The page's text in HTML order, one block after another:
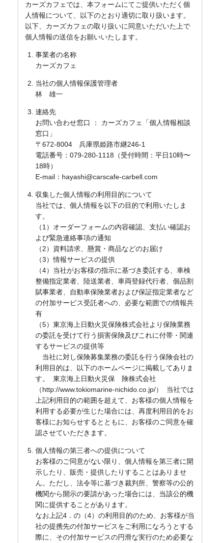
カーズカフェでは、本フォームにてご提供いただく個
人情報について、以下のとおり適切に取り扱います。
以下、カーズカフェの取り扱いに同意いただいた上で
個人情報の送信をお願いいたします。
事業者の名称
カーズカフェ
当社の個人情報保護管理者
林 雄一
連絡先
お問い合わせ窓口 ： カーズカフェ「個人情報相談
窓口」
〒672-8004 兵庫県姫路市継246-1
電話番号：079-280-1118（受付時間：平日10時〜
18時）
E-mail：hayashi@carscafe-carbell.com
収集した個人情報の利用目的について
当社では、個人情報を以下の目的で利用いたしま
す。
（1）オーダーフォームの内容確認、支払い確認お
よび緊急連絡事項の通知
（2）資料請求、懸賞・商品などのお届け
（3）情報サービスの提供
（4）当社がお客様の指示に基づき委託する、車検
整備指定業者、陸送業者、車両登録代行者、個品割
賦事業者、自動車保険業者および保証指定業者など
の付加サービス受託者への、必要な範囲での情報共
有
（5）東京海上日動火災保険株式会社より保険業務
の委託を受けて行う損害保険及びこれに付帯・関連
するサービスの提供等
当社に対し保険募集業務の委託を行う保険会社の
利用目的は、以下のホームページに掲載してありま
す。 東京海上日動火災保 険株式会社
（http://www.tokiomarine-nichido.co.jp/） 当社では
上記利用目的の範囲を超えて、お客様の個人情報を
利用する必要が生じた場合には、再度利用目的をお
客様にお知らせするとともに、お客様のご同意を確
認させていただきます。
個人情報の第三者への提供について
お客様のご同意がない限り、個人情報を第三者に開
示したり、販売・提供したりすることはありませ
ん。ただし、法令等に基づき裁判所、警察等の公的
機関から開示の要請があった場合には、当該公的機
関に提供することがあります。
なお上記4．の（4）の利用目的のため、お客様が当
社の提携先の付加サービスをご利用になろうとする
際に、その付加サービスの円滑な実行のため必要な